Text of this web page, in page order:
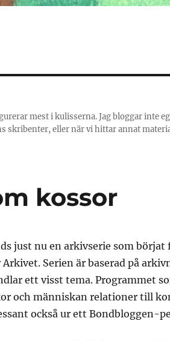
mest i kulisserna. Jag bloggar inte
skribenter, eller när vi hittar annat
kossor
just nu en arkivserie som
Arkivet. Serien är baserad på
ett visst tema. Programmet
och människan relationer till
också ur ett Bondbloggen-